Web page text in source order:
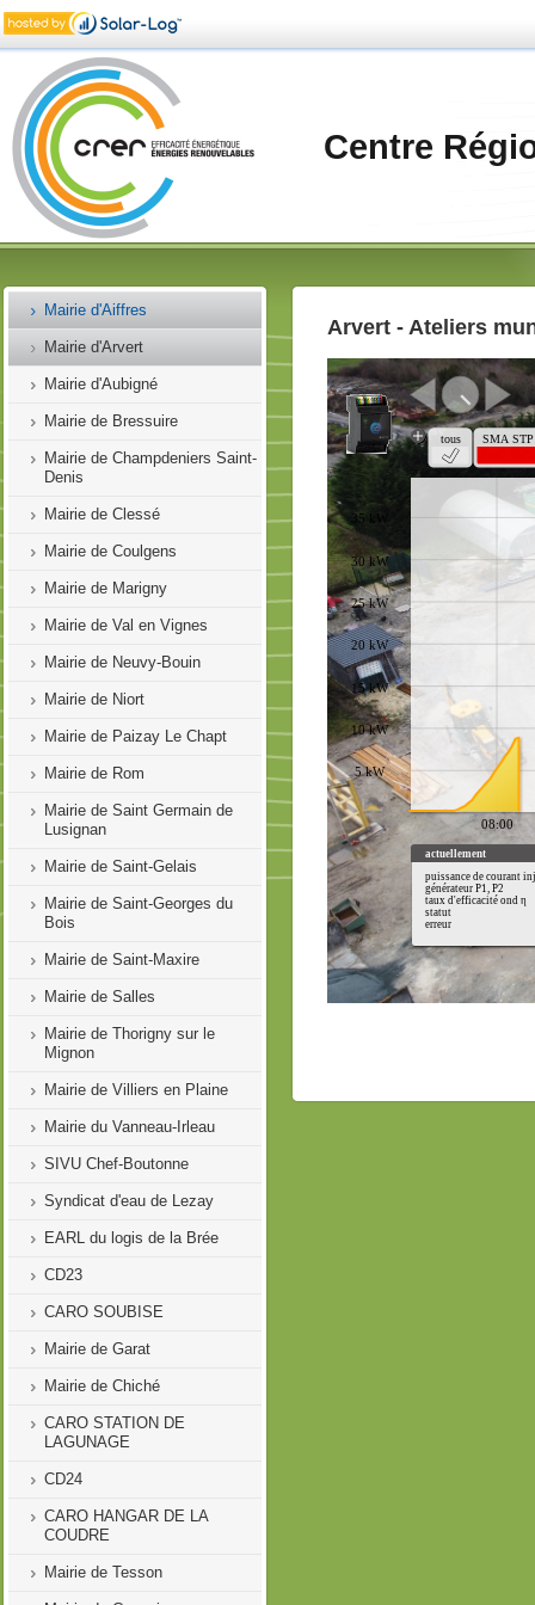
Centre
Bienvenue
Installations Photovoltaïques
Demosol
CARA
Mairie d'Aiffres
Mairie d'Arvert
Mairie d'Aubigné
Mairie de Bressuire
Mairie de Champdeniers Saint-
Denis
Mairie de Clessé
Mairie de Coulgens
Mairie de Marigny
Mairie de Val en Vignes
Mairie de Neuvy-Bouin
Mairie de Niort
Mairie de Paizay Le Chapt
Mairie de Rom
Mairie de Saint Germain de
Lusignan
Mairie de Saint-Gelais
Mairie de Saint-Georges du
Bois
Mairie de Saint-Maxire
Mairie de Salles
Mairie de Thorigny sur le
Mignon
Mairie de Villiers en Plaine
Mairie du Vanneau-Irleau
SIVU Chef-Boutonne
Syndicat d'eau de Lezay
EARL du logis de la Brée
CD23
CARO SOUBISE
Mairie de Garat
Mairie de Chiché
CARO STATION DE
LAGUNAGE
CD24
CARO HANGAR DE LA
COUDRE
Mairie de Tesson
Arvert - Ateliers